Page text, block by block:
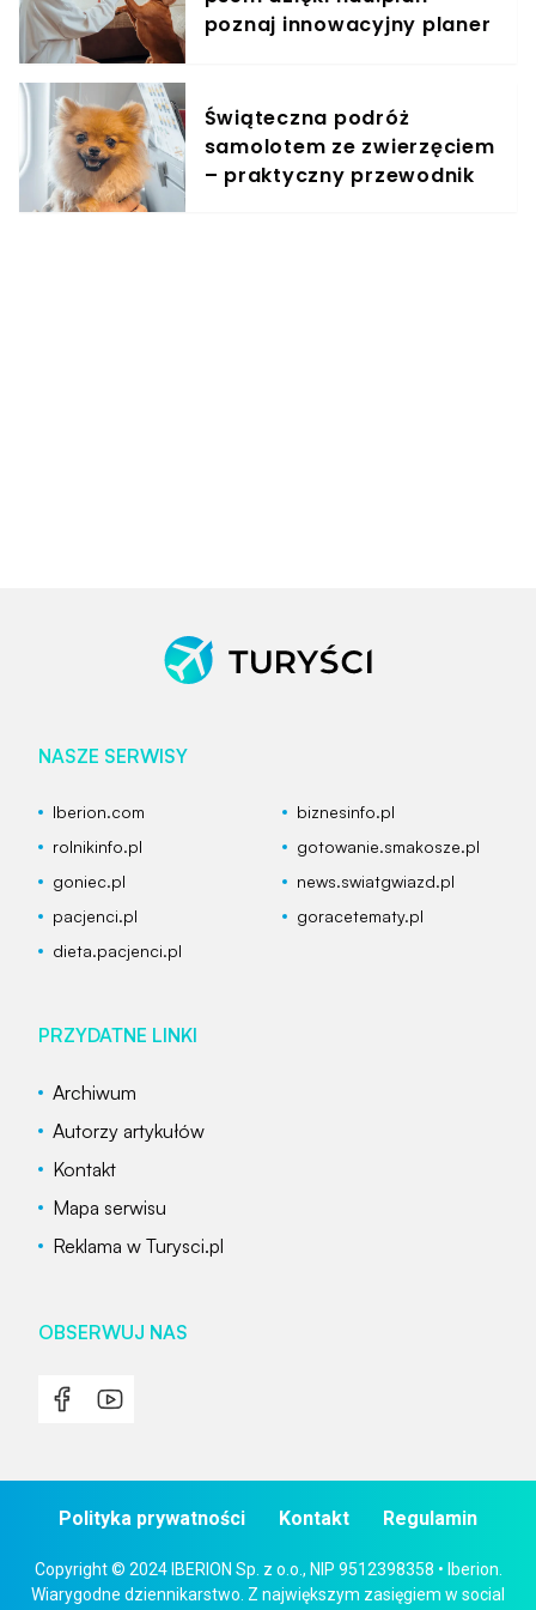
poznaj innowacyjny planer
Świąteczna podróż
samolotem ze zwierzęciem
– praktyczny przewodnik
NASZE SERWISY
Iberion.com
biznesinfo.pl
rolnikinfo.pl
gotowanie.smakosze.pl
goniec.pl
news.swiatgwiazd.pl
pacjenci.pl
goracetematy.pl
dieta.pacjenci.pl
PRZYDATNE LINKI
Archiwum
Autorzy artykułów
Kontakt
Mapa serwisu
Reklama w Turysci.pl
OBSERWUJ NAS
Copyright © 2024 IBERION Sp. z o.o., NIP 9512398358 • Iberion.
Wiarygodne dziennikarstwo. Z największym zasięgiem w social
Polityka prywatności Kontakt Regulamin